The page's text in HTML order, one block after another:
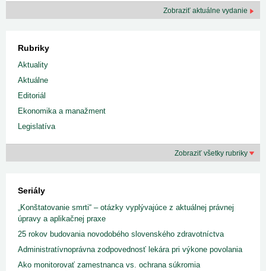
Zobraziť aktuálne vydanie
Rubriky
Aktuality
Aktuálne
Editoriál
Ekonomika a manažment
Legislatíva
Zobraziť všetky rubriky
Seriály
„Konštatovanie smrti“ – otázky vyplývajúce z aktuálnej právnej
úpravy a aplikačnej praxe
25 rokov budovania novodobého slovenského zdravotníctva
Administratívnoprávna zodpovednosť lekára pri výkone povolania
Ako monitorovať zamestnanca vs. ochrana súkromia